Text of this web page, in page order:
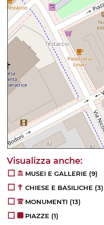
MUSEI E GALLERIE (9)
CHIESE E BASILICHE (3)
MONUMENTI (13)
PIAZZE (1)